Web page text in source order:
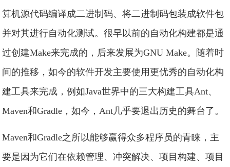
算机源代码编译成二进制码、将二进制码包装成软件包
并对其进行自动化测试。很早以前的自动化构建都是通
过创建Make来完成的，后来发展为GNU Make。随着时
间的推移，如今的软件开发主要使用更优秀的自动化构
建工具来完成，例如Java世界中的三大构建工具Ant、
Maven和Gradle，如今，Ant几乎要退出历史的舞台了。
Maven和Gradle之所以能够赢得众多程序员的青睐，主
要是因为它们在依赖管理、冲突解决、项目构建、项目